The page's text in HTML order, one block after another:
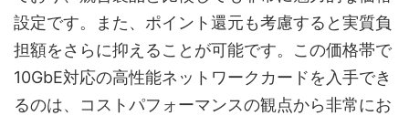
設定です。また、ポイント還元も考慮すると実質負
担額をさらに抑えることが可能です。この価格帯で
10GbE対応の高性能ネットワークカードを入手でき
るのは、コストパフォーマンスの観点から非常にお